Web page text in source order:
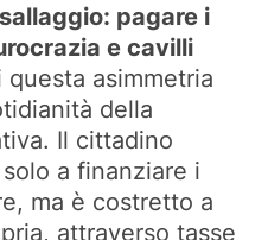
pagare i
e cavilli
asimmetria
della
Il cittadino
a finanziare i
ma è costretto a
attraverso tasse